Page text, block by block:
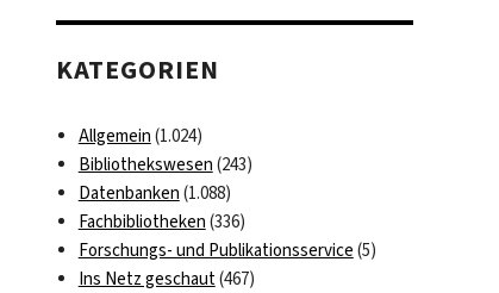
KATEGORIEN
Allgemein (1.024)
Bibliothekswesen (243)
Datenbanken (1.088)
Fachbibliotheken (336)
Forschungs- und Publikationsservice (5)
Ins Netz geschaut(467)